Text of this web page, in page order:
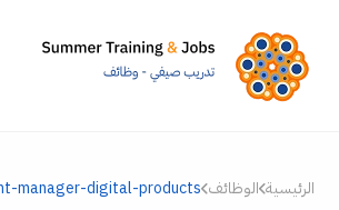
الرئيسية الوظائف manager-digital-products